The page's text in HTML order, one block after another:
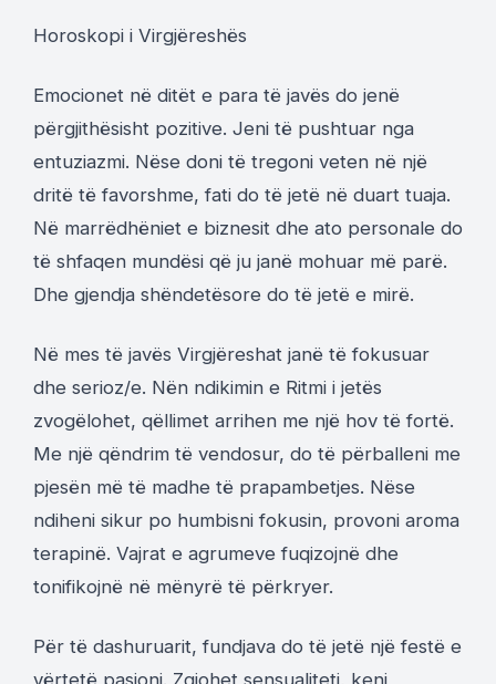
Horoskopi i Virgjëreshës
Emocionet në ditët e para të javës do jenë
përgjithësisht pozitive. Jeni të pushtuar nga
entuziazmi. Nëse doni të tregoni veten në një
dritë të favorshme, fati do të jetë në duart tuaja.
Në marrëdhëniet e biznesit dhe ato personale do
të shfaqen mundësi që ju janë mohuar më parë.
Dhe gjendja shëndetësore do të jetë e mirë.
Në mes të javës Virgjëreshat janë të fokusuar
dhe serioz/e. Nën ndikimin e Ritmi i jetës
zvogëlohet, qëllimet arrihen me një hov të fortë.
Me një qëndrim të vendosur, do të përballeni me
pjesën më të madhe të prapambetjes. Nëse
ndiheni sikur po humbisni fokusin, provoni aroma
terapinë. Vajrat e agrumeve fuqizojnë dhe
tonifikojnë në mënyrë të përkryer.
Për të dashuruarit, fundjava do të jetë një festë e